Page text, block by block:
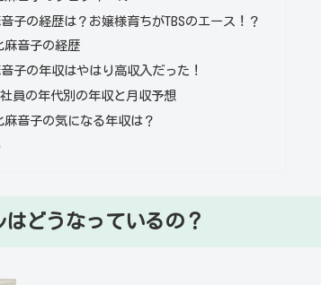
子の経歴は？お嬢様育ちがTBSのエース！？
麻音子の経歴
子の年収はやはり高収入だった！
社員の年代別の年収と月収予想
麻音子の気になる年収は？
どうなっているの？